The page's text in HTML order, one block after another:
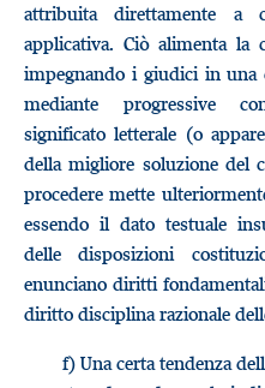
attribuita direttamente a
applicativa. Ciò alimenta la
impegnando i giudici in una
mediante progressive
significato letterale (o
della migliore soluzione del
procedere mette
essendo il dato testuale
delle disposizioni
enunciano diritti
diritto disciplina razionale
f) Una certa tendenza